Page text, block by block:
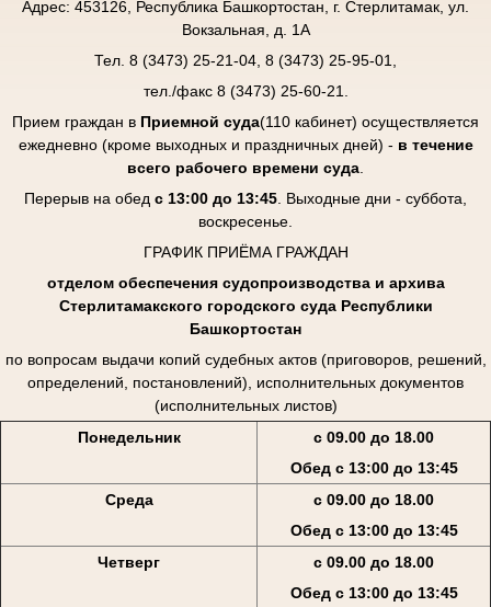
Адрес: 453126, Республика Башкортостан, г. Стерлитамак, ул.
Вокзальная, д. 1А
Тел. 8 (3473) 25-21-04, 8 (3473) 25-95-01,
тел./факс 8 (3473) 25-60-21.
Прием граждан в Приемной суда(110 кабинет) осуществляется
ежедневно (кроме выходных и праздничных дней) - в течение
всего рабочего времени суда
Перерыв на обед с 13:00 до 13:45 . Выходные дни - суббота,
воскресенье.
ГРАФИК ПРИЁМА ГРАЖДАН
отделом обеспечения судопроизводства и архива
Стерлитамакского городского суда Республики
Башкортостан
по вопросам выдачи копий судебных актов (приговоров, решений,
определений, постановлений), исполнительных документов
(исполнительных листов)
Понедельник
с 09.00 до 18.00
Обед с 13:00 до 13:45
Среда
с 09.00 до 18.00
Обед с 13:00 до 13:45
Четверг
с 09.00 до 18.00
Обед с 13:00 до 13:45